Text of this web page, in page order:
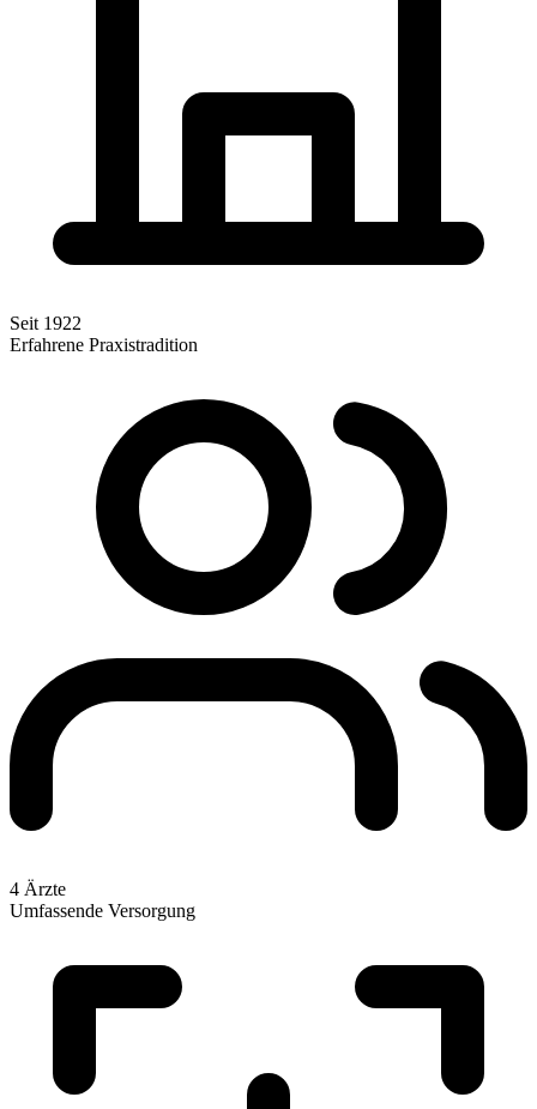
Seit 1922
Erfahrene Praxistradition
4 Ärzte
Umfassende Versorgung